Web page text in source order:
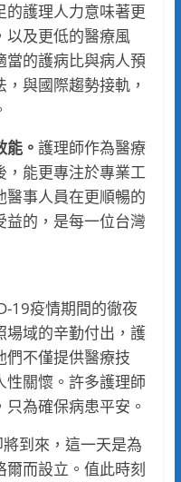
的護理人力意味著更
以及更低的醫療風
當的護病比與病人預
與國際趨勢接軌，
。 護理師作為醫療
，能更專注於專業工
事人員在更順暢的
益的，是每一位台灣
19疫情期間的徹夜
場域的辛勤付出，護
們不僅提供醫療技
性關懷。許多護理師
為確保病患平安。
到來，這一天是為
爾而設立。值此時刻